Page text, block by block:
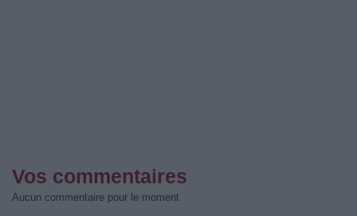
Vos commentaires
Aucun commentaire pour le moment